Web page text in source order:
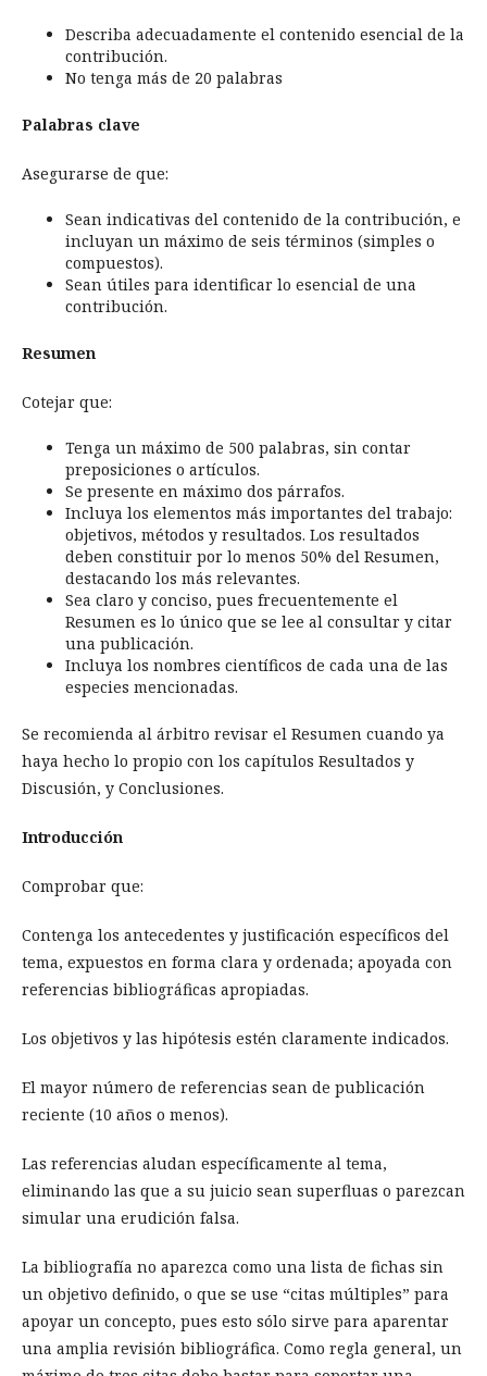
Describa adecuadamente el contenido esencial de la
contribución.
No tenga más de 20 palabras
Palabras clave
Asegurarse de que:
Sean indicativas del contenido de la contribución, e
incluyan un máximo de seis términos (simples o
compuestos).
Sean útiles para identificar lo esencial de una
contribución.
Resumen
Cotejar que:
Tenga un máximo de 500 palabras, sin contar
preposiciones o artículos.
Se presente en máximo dos párrafos.
Incluya los elementos más importantes del trabajo:
objetivos, métodos y resultados. Los resultados
deben constituir por lo menos 50% del Resumen,
destacando los más relevantes.
Sea claro y conciso, pues frecuentemente el
Resumen es lo único que se lee al consultar y citar
una publicación.
Incluya los nombres científicos de cada una de las
especies mencionadas.
Se recomienda al árbitro revisar el Resumen cuando ya
haya hecho lo propio con los capítulos Resultados y
Discusión, y Conclusiones.
Introducción
Comprobar que:
Contenga los antecedentes y justificación específicos del
tema, expuestos en forma clara y ordenada; apoyada con
referencias bibliográficas apropiadas.
Los objetivos y las hipótesis estén claramente indicados.
El mayor número de referencias sean de publicación
reciente (10 años o menos).
Las referencias aludan específicamente al tema,
eliminando las que a su juicio sean superfluas o parezcan
simular una erudición falsa.
La bibliografía no aparezca como una lista de fichas sin
un objetivo definido, o que se use “citas múltiples” para
apoyar un concepto, pues esto sólo sirve para aparentar
una amplia revisión bibliográfica. Como regla general, un